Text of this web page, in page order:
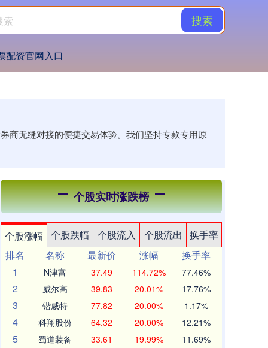
搜索
配资官网入口
商无缝对接的便捷交易体验。我们坚持专款专用原
个股实时涨跌榜
个股涨幅 个股跌幅 个股流入 个股流出
换手率
排名
名称 最新价 涨幅
换手率
1
N津富 37.49 114.72% 77.46%
2 威尔高 39.83 20.01% 17.76%
3 锴威特 77.82 20.00% 1.17%
4 科翔股份 64.32 20.00% 12.21%
5 蜀道装备 33.61 19.99% 11.69%